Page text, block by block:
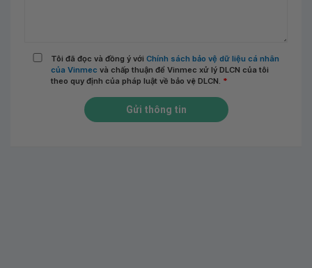
Tôi đã đọc và đồng ý với Chính sách bảo vệ dữ liệu cá nhân
của Vinmec và chấp thuận để Vinmec xử lý DLCN của tôi
theo quy định của pháp luật về bảo vệ DLCN. *
Gửi thông tin